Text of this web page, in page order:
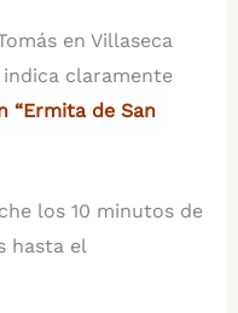
en Villaseca
claramente
“Ermita de San
los 10 minutos de
hasta el